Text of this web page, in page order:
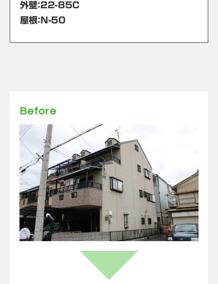
外壁：22-85Ｃ
屋根：Ｎ-50
Before